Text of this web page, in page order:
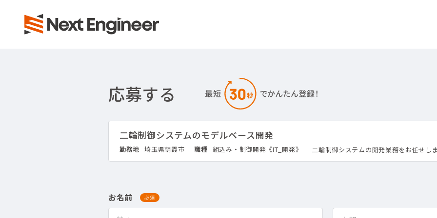
応募する
二輪制御システムのモデルベース開発
勤務地 埼玉県朝霞市 職種 組込み・制御開発《IT_開発》 二輪制御システムの開発業務をお任せし
お名前 必須